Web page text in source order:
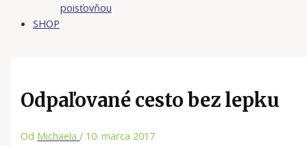
poisťovňou
SHOP
Odpaľované cesto bez lepku
Od Michaela/ 10. marca 2017